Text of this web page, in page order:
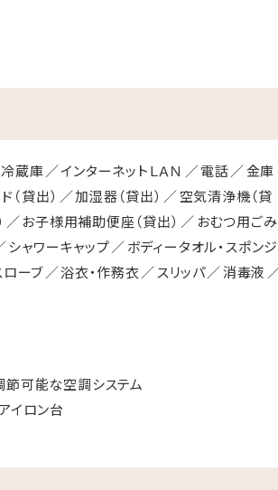
冷蔵庫 インターネットＬＡＮ 電話
金庫
（貸出） 加湿器（貸出）
空気清浄機（貸
お子様用補助便座（貸出）
おむつ用ごみ
シャワーキャップ
ボディータオル・スポンジ
ローブ 浴衣・作務衣 スリッパ
消毒液
可能な空調システム
イロン台